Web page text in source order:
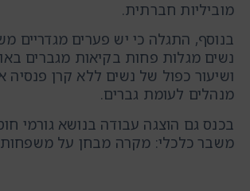
מוביליות חברתית.
בנוסף, התגלה כי יש פערים מגדריים
נשים מגלות פחות בקיאות מגברים
ושיעור כפול של נשים ללא קרן פנסיה
מנהלים לעומת גברים.
בכנס גם הוצגה עבודה בנושא גורמי
משבר כלכלי: מקרה מבחן על משפחות